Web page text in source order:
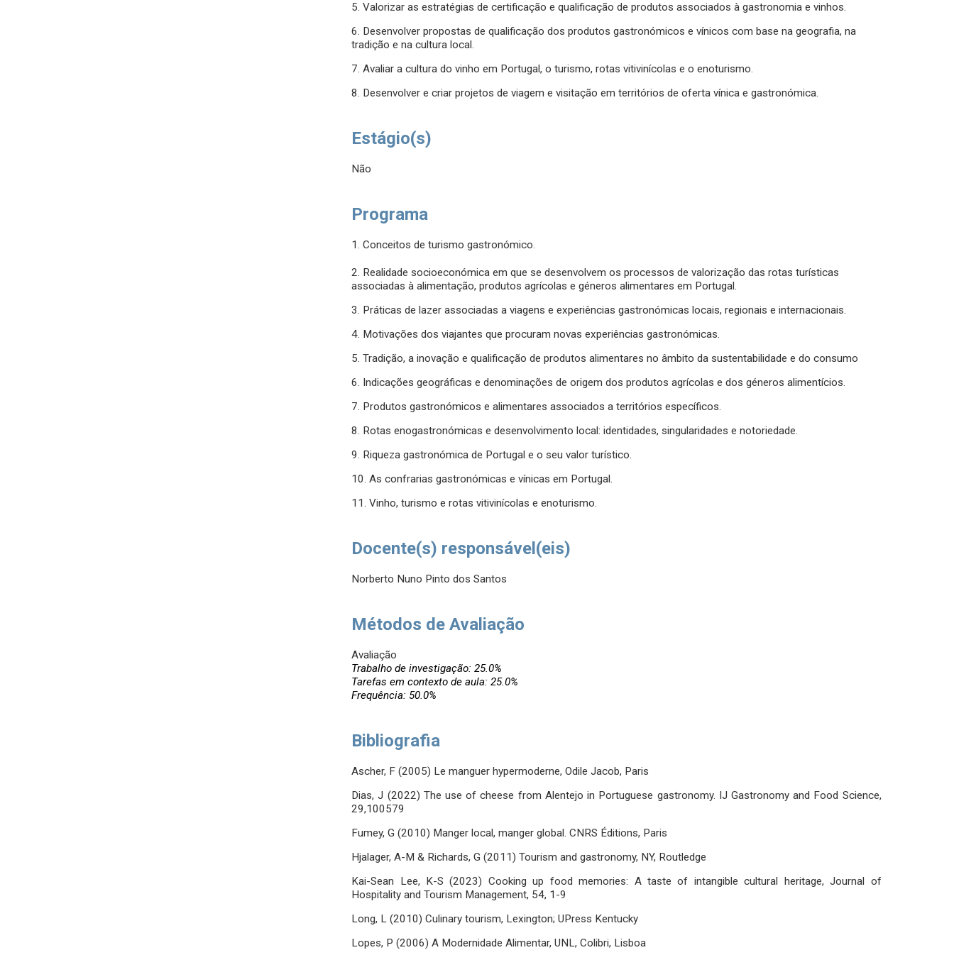
5. Valorizar as estratégias de certificação e qualificação de produtos associados à gastronomia e vinhos.
6. Desenvolver propostas de qualificação dos produtos gastronómicos e vínicos com base na geografia, na
tradição e na cultura local.
7. Avaliar a cultura do vinho em Portugal, o turismo, rotas vitivinícolas e o enoturismo.
8. Desenvolver e criar projetos de viagem e visitação em territórios de oferta vínica e gastronómica.
Estágio(s)
Não
Programa
1. Conceitos de turismo gastronómico.
2. Realidade socioeconómica em que se desenvolvem os processos de valorização das rotas turísticas
associadas à alimentação, produtos agrícolas e géneros alimentares em Portugal.
3. Práticas de lazer associadas a viagens e experiências gastronómicas locais, regionais e internacionais.
4. Motivações dos viajantes que procuram novas experiências gastronómicas.
5. Tradição, a inovação e qualificação de produtos alimentares no âmbito da sustentabilidade e do consumo
6. Indicações geográficas e denominações de origem dos produtos agrícolas e dos géneros alimentícios.
7. Produtos gastronómicos e alimentares associados a territórios específicos.
8. Rotas enogastronómicas e desenvolvimento local: identidades, singularidades e notoriedade.
9. Riqueza gastronómica de Portugal e o seu valor turístico.
10. As confrarias gastronómicas e vínicas em Portugal.
11. Vinho, turismo e rotas vitivinícolas e enoturismo.
Docente(s) responsável(eis)
Norberto Nuno Pinto dos Santos
Métodos de Avaliação
Avaliação
Trabalho de investigação: 25.0%
Tarefas em contexto de aula: 25.0%
Frequência: 50.0%
Bibliografia
Ascher, F (2005) Le manguer hypermoderne, Odile Jacob, Paris
Dias, J (2022) The use of cheese from Alentejo in Portuguese gastronomy. IJ Gastronomy and Food Science,
29,100579
Fumey, G (2010) Manger local, manger global. CNRS Éditions, Paris
Hjalager, A-M & Richards, G (2011) Tourism and gastronomy, NY, Routledge
Kai-Sean Lee, K-S (2023) Cooking up food memories: A taste of intangible cultural heritage, Journal of
Hospitality and Tourism Management, 54, 1-9
Long, L (2010) Culinary tourism, Lexington; UPress Kentucky
Lopes, P (2006) A Modernidade Alimentar, UNL, Colibri, Lisboa